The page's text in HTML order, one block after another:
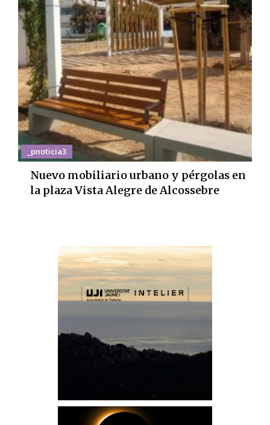
_pnoticia3
Nuevo mobiliario urbano y pérgolas en
la plaza Vista Alegre de Alcossebre